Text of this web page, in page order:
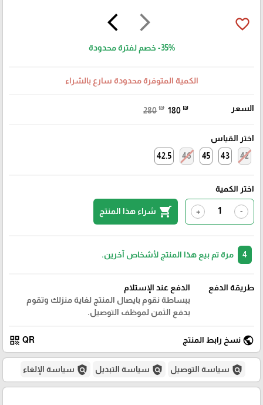
arrow_forward_ios
arrow_back_ios favorite_border
-35% خصم لفترة محدودة
الكمية المتوفرة محدودة سارع بالشراء
السعر 280 ₪ 180 ₪
اختر القياس
42
43
45
46
42.5
اختر الكمية
-
+
shopping_cart شراء هذا المنتج
مرة تم بيع هذا المنتج لأشخاص آخرين.
طريقة الدفع
الدفع عند الإستلام
ببساطة نقوم بايصال المنتج لغاية منزلك وتقوم
بدفع الثمن لموظف التوصيل.
public نسخ رابط المنتج QR
qr_code
policy سياسة التوصيل policy سياسة التبديل policy سياسة الإلغاء